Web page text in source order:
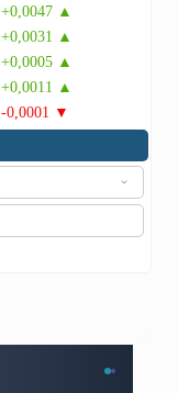
+0,0047 ▲
+0,0031 ▲
+0,0005 ▲
+0,0011 ▲
-0,0001 ▼